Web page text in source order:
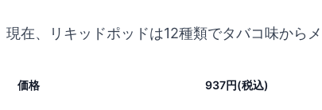
現在、リキッドポッドは12種類でタバコ味から
価格 937円(税込)